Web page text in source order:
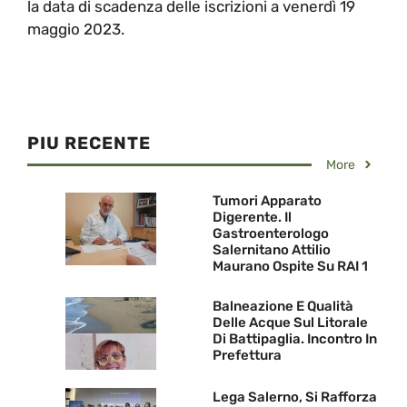
la data di scadenza delle iscrizioni a venerdì 19
maggio 2023.
PIU RECENTE
More
Tumori Apparato
Digerente. Il
Gastroenterologo
Salernitano Attilio
Maurano Ospite Su RAI 1
Balneazione E Qualità
Delle Acque Sul Litorale
Di Battipaglia. Incontro In
Prefettura
Lega Salerno, Si Rafforza